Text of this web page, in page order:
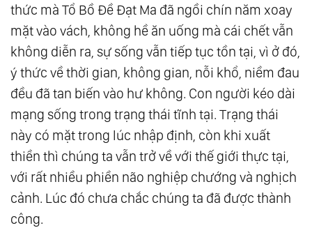
thức mà Tổ Bồ Đề Đạt Ma đã ngồi chín năm xoay
mặt vào vách, không hề ăn uống mà cái chết vẫn
không diễn ra, sự sống vẫn tiếp tục tồn tại, vì ở đó,
ý thức về thời gian, không gian, nỗi khổ, niềm đau
đều đã tan biến vào hư không. Con người kéo dài
mạng sống trong trạng thái tĩnh tại. Trạng thái
này có mặt trong lúc nhập định, còn khi xuất
thiền thì chúng ta vẫn trở về với thế giới thực tại,
với rất nhiều phiền não nghiệp chướng và nghịch
cảnh. Lúc đó chưa chắc chúng ta đã được thành
công.